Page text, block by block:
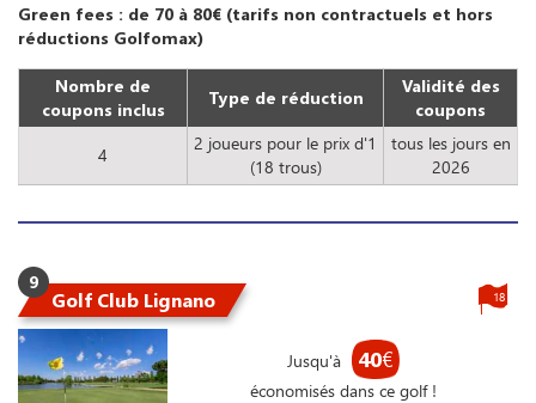
Green fees : de 70 à 80€ (tarifs non contractuels et hors
réductions Golfomax)
Nombre de
coupons inclus
Type de réduction
Validité des
coupons
4
2 joueurs pour le prix d'1
(18 trous)
tous les jours en
2026
9
Golf Club Lignano
Jusqu'à 40€
économisés dans ce golf !
18